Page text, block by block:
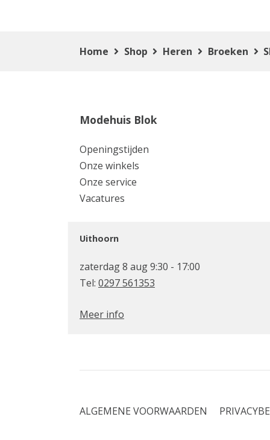
Home Shop Heren Broeken
Modehuis Blok
Openingstijden
Onze winkels
Onze service
Vacatures
Uithoorn
zaterdag 8 aug 9:30 - 17:00
Tel: 0297 561353
Meer info
ALGEMENE VOORWAARDEN